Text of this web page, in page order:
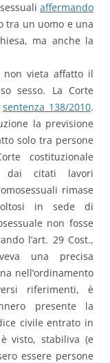
affermando
tra un uomo e una
ma anche la
non vieta affatto il
sesso. La Corte
sentenza 138/2010.
la previsione
solo tra persone
costituzionale
dai citati lavori
rimase
in sede di
non fosse
l’art. 29 Cost.,
una precisa
nell’ordinamento
riferimenti, è
presente la
civile entrato in
visto, stabiliva (e
essere persone